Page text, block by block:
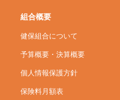
組合概要
健保組合について
予算概要・決算概要
個人情報保護方針
保険料月額表